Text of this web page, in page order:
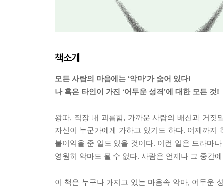
책소개
모든 사람의 마음에는 ‘악마’가 숨어 있다!
나 혹은 타인이 가진 ‘어두운 성격’에 대한 모든 것!
왕따, 직장 내 괴롭힘, 가까운 사람의 배신과 거짓
자신이 누군가에게 가하고 있기도 하다. 어제까지
불이익을 준 일도 있을 것이다. 이런 일은 드라마
영원히 악마도 될 수 없다. 사람은 언제나 그 중간
이 책은 누구나 가지고 있는 마음속 악마, 어두운